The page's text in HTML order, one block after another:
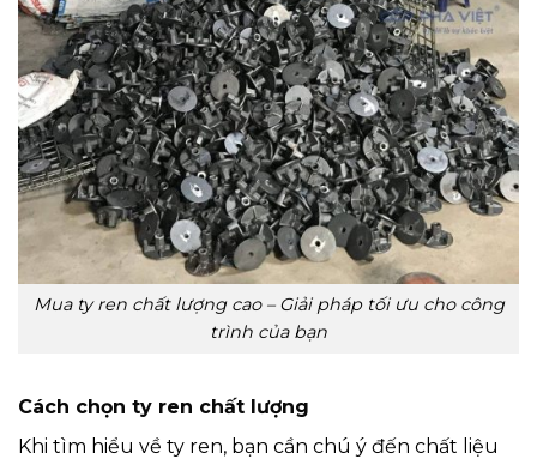
Mua ty ren chất lượng cao – Giải pháp tối ưu cho công
trình của bạn
Cách chọn ty ren chất lượng
Khi tìm hiểu về ty ren, bạn cần chú ý đến chất liệu